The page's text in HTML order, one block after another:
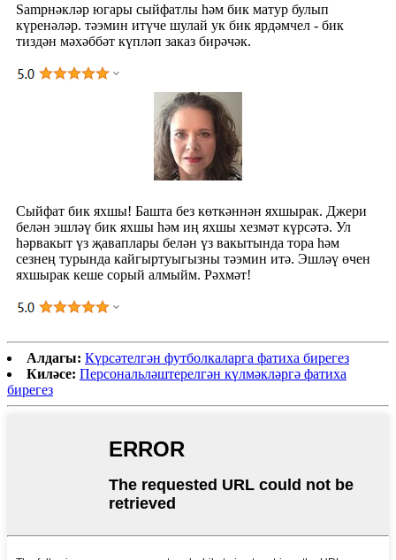
Samрнәкләр югары сыйфатлы һәм бик матур булып
күренәләр. тәэмин итүче шулай ук ​​бик ярдәмчел - бик
тиздән мәхәббәт күпләп заказ бирәчәк.
Сыйфат бик яхшы! Башта без көткәннән яхшырак. Джери
белән эшләү бик яхшы һәм иң яхшы хезмәт күрсәтә. Ул
һәрвакыт үз җаваплары белән үз вакытында тора һәм
сезнең турында кайгыртуыгызны тәэмин итә. Эшләү өчен
яхшырак кеше сорый алмыйм. Рәхмәт!
Алдагы: Күрсәтелгән футболкаларга фатиха бирегез
Киләсе: Персональләштерелгән күлмәкләргә фатиха
бирегез